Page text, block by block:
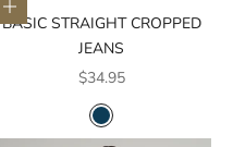
Elige opciones
BASIC STRAIGHT CROPPED
JEANS
Precio de oferta
$34.95
COLOR
AZUL OSCURO